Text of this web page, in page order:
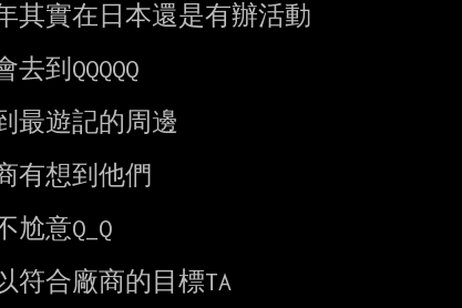
其實在日本還是有辦活動
到QQQQQ
最遊記的周邊
有想到他們
尬意Q_Q
符合廠商的目標TA